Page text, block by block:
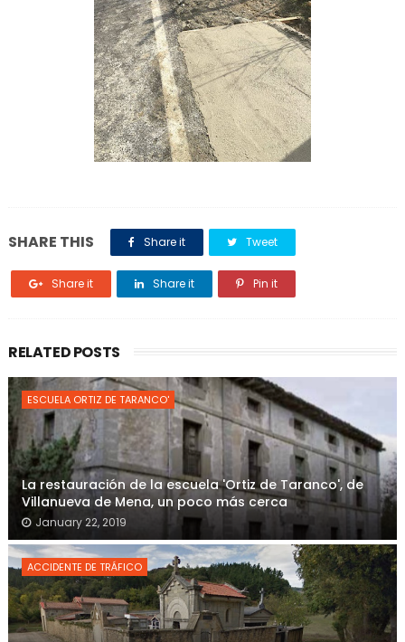
SHARE THIS Share it Tweet
Share it Share it Pin it
RELATED POSTS
ESCUELA ORTIZ DE TARANCO'
La restauración de la escuela 'Ortiz de Taranco', de
Villanueva de Mena, un poco más cerca
January 22, 2019
ACCIDENTE DE TRÁFICO